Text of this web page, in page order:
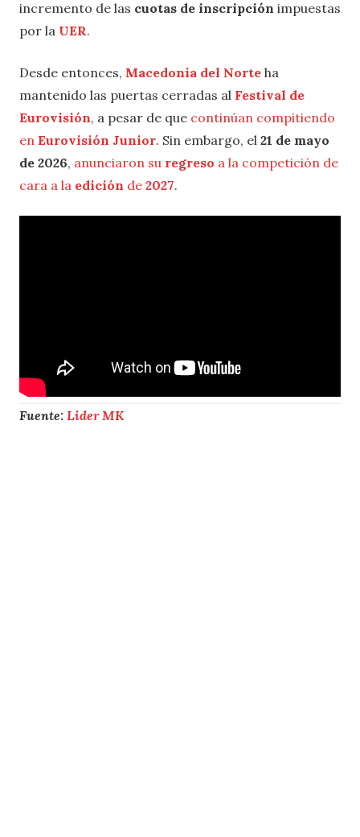
incremento de las cuotas de inscripción impuestas
por la UER.
Desde entonces, Macedonia del Norte ha
mantenido las puertas cerradas al Festival de
Eurovisión, a pesar de que continúan compitiendo
en Eurovisión Junior. Sin embargo, el 21 de mayo
de 2026, anunciaron su regreso a la competición de
cara a la edición de 2027.
Fuente: Lider MK